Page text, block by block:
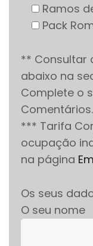
Ramos
Pack
** Consultar
abaixo na
Complete o
Comentários.
*** Tarifa
ocupação
na página
Os seus
O seu nome